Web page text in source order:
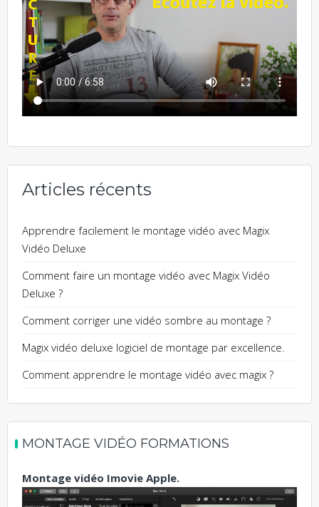
Articles récents
Apprendre facilement le montage vidéo avec Magix
Vidéo Deluxe
Comment faire un montage vidéo avec Magix Vidéo
Deluxe ?
Comment corriger une vidéo sombre au montage ?
Magix vidéo deluxe logiciel de montage par excellence.
Comment apprendre le montage vidéo avec magix ?
MONTAGE VIDÉO FORMATIONS
Montage vidéo Imovie Apple.